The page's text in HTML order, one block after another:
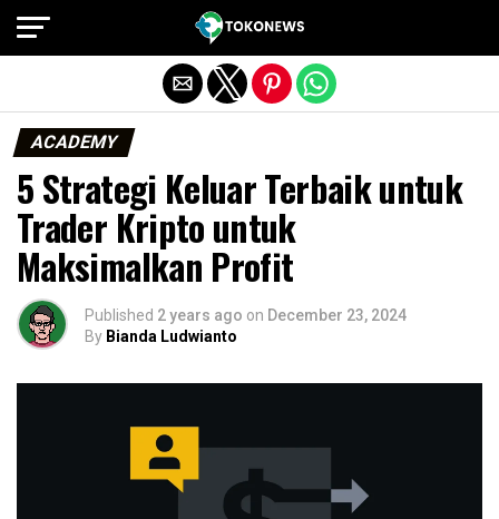
ACADEMY
5 Strategi Keluar Terbaik untuk
Trader Kripto untuk
Maksimalkan Profit
Published 2 years ago on December 23, 2024
By Bianda Ludwianto
Exit mobile version